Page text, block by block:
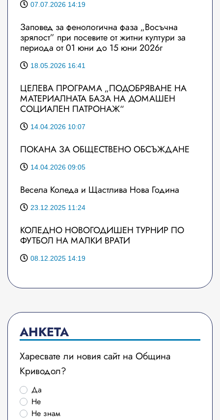
07.07.2026 14:19
Заповед за фенологична фаза „Восъчна
зрялост” при посевите от житни култури за
периода от 01 юни до 15 юни 2026г
18.05.2026 16:41
ЦЕЛЕВА ПРОГРАМА „ПОДОБРЯВАНЕ НА
МАТЕРИАЛНАТА БАЗА НА ДОМАШЕН
СОЦИАЛЕН ПАТРОНАЖ“
14.04.2026 10:07
ПОКАНА ЗА ОБЩЕСТВЕНО ОБСЪЖДАНЕ
14.04.2026 09:05
Весела Коледа и Щастлива Нова Година
23.12.2025 11:24
КОЛЕДНО НОВОГОДИШЕН ТУРНИР ПО
ФУТБОЛ НА МАЛКИ ВРАТИ
08.12.2025 14:19
АНКЕТА
Харесвате ли новия сайт на Община
Криводол?
Да
Не
Не знам